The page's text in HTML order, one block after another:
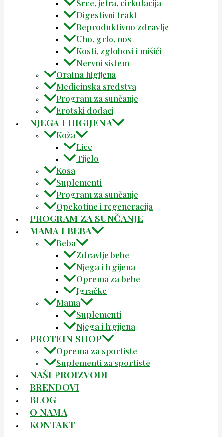
Srce, jetra, cirkulacija
Digestivni trakt
Reproduktivno zdravlje
Uho, grlo, nos
Kosti, zglobovi i mišići
Nervni sistem
Oralna higijena
Medicinska sredstva
Program za sunčanje
Erotski dodaci
NJEGA I HIGIJENA
Koža
Lice
Tijelo
Kosa
Suplementi
Program za sunčanje
Opekotine i regeneracija
PROGRAM ZA SUNČANJE
MAMA I BEBA
Beba
Zdravlje bebe
Njega i higijena
Oprema za bebe
Igračke
Mama
Suplementi
Njega i higijena
PROTEIN SHOP
Oprema za sportiste
Suplementi za sportiste
NAŠI PROIZVODI
BRENDOVI
BLOG
O NAMA
KONTAKT